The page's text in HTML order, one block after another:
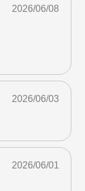
2026/06/08
2026/06/03
2026/06/01